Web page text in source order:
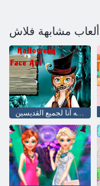
ألعاب مشابهة فلاش
القلب البارد: الأرقام على وجهه آنا لجميع القديسين